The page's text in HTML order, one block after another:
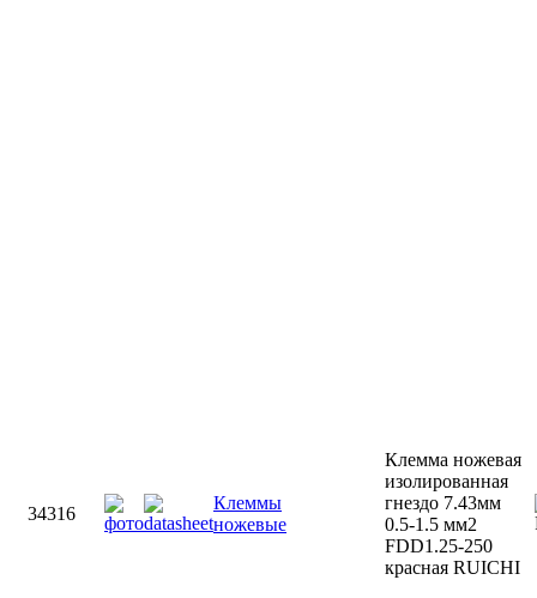
34316
Клеммы
ножевые
Клемма ножевая
изолированная
гнездо 7.43мм
0.5-1.5 мм2
FDD1.25-250
красная RUICHI